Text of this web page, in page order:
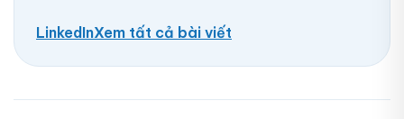
LinkedInXem tất cả bài viết